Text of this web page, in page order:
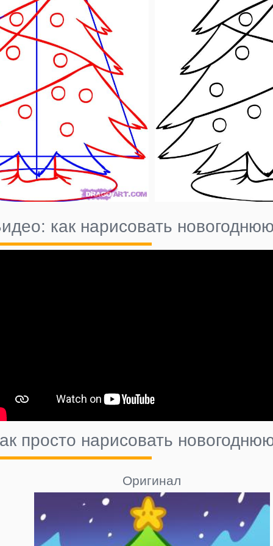
как нарисовать
просто нарисовать
Оригинал